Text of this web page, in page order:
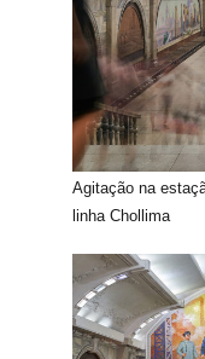
Agitação na
linha Chollima